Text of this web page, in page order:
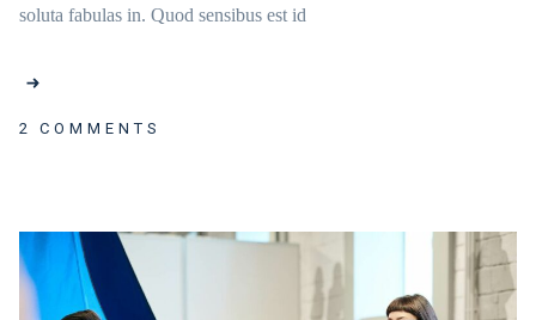
soluta fabulas in. Quod sensibus est id
2 COMMENTS